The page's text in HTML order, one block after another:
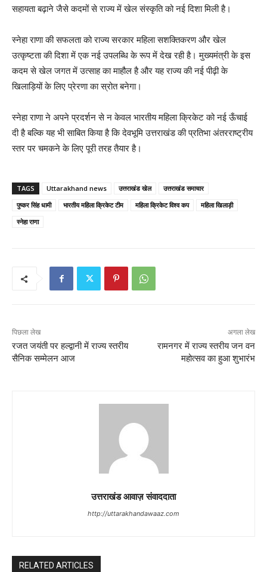
सहायता बढ़ाने जैसे कदमों से राज्य में खेल संस्कृति को नई दिशा मिली है।
स्नेहा राणा की सफलता को राज्य सरकार महिला सशक्तिकरण और खेल
उत्कृष्टता की दिशा में एक नई उपलब्धि के रूप में देख रही है। मुख्यमंत्री के इस
कदम से खेल जगत में उत्साह का माहौल है और यह राज्य की नई पीढ़ी के
खिलाड़ियों के लिए प्रेरणा का स्रोत बनेगा।
स्नेहा राणा ने अपने प्रदर्शन से न केवल भारतीय महिला क्रिकेट को नई ऊँचाई
दी है बल्कि यह भी साबित किया है कि देवभूमि उत्तराखंड की प्रतिभा अंतरराष्ट्रीय
स्तर पर चमकने के लिए पूरी तरह तैयार है।
TAGS Uttarakhand news उत्तराखंड खेल
उत्तराखंड समाचार
पुष्कर सिंह धामी
भारतीय महिला क्रिकेट टीम महिला क्रिकेट विश्व कप
महिला खिलाड़ी
स्नेहा राणा
पिछला लेख
रजत जयंती पर हल्द्वानी में राज्य स्तरीय
सैनिक सम्मेलन आज
अगला लेख
रामनगर में राज्य स्तरीय जन वन
महोत्सव का हुआ शुभारंभ
उत्तराखंड आवाज़ संवाददाता
http://uttarakhandawaaz.com
RELATED ARTICLES